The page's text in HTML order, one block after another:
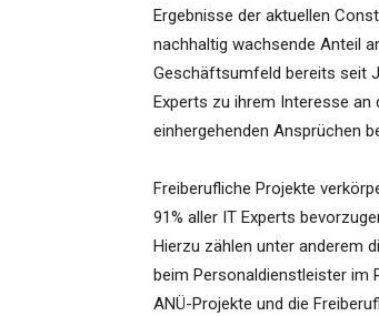
Ergebnisse der aktuellen
nachhaltig wachsende Anteil
Geschäftsumfeld bereits seit
Experts zu ihrem Interesse
einhergehenden Ansprüchen
Freiberufliche Projekte
91% aller IT Experts
Hierzu zählen unter anderem
beim Personaldienstleister im
ANÜ-Projekte und die